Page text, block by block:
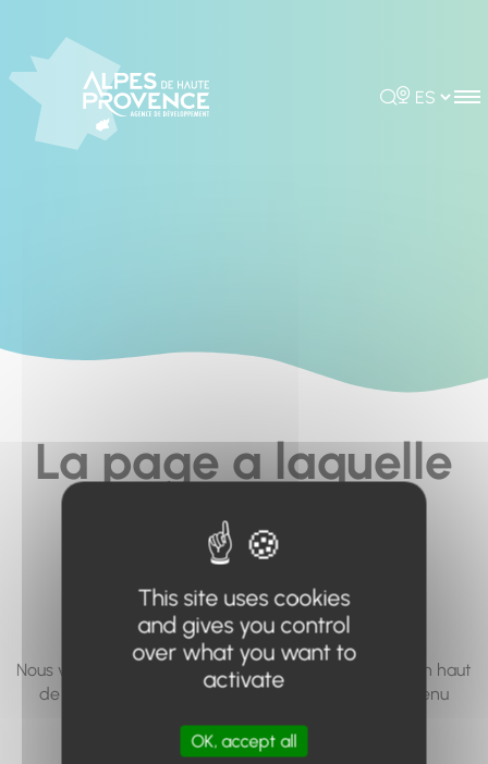
Rechercher
Choisir la
La page a laquelle
vous cherchez à
accéder n'existe
pas... ou plus.
Nous vous invitons à utiliser le moteur de recherche en haut
de page, ou à utiliser le menu pour trouver le contenu
This site uses cookies
and gives you control
over what you want to
activate
OK, accept all